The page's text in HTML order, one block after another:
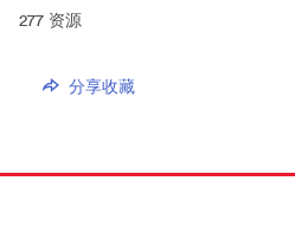
277 资源
分享收藏